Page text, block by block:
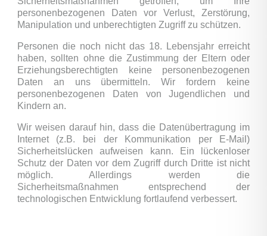
personenbezogenen Daten vor Verlust, Zerstörung,
Manipulation und unberechtigten Zugriff zu schützen.
Personen die noch nicht das 18. Lebensjahr erreicht
haben, sollten ohne die Zustimmung der Eltern oder
Erziehungsberechtigten keine personenbezogenen
Daten an uns übermitteln. Wir fordern keine
personenbezogenen Daten von Jugendlichen und
Kindern an.
Wir weisen darauf hin, dass die Datenübertragung im
Internet (z.B. bei der Kommunikation per E-Mail)
Sicherheitslücken aufweisen kann. Ein lückenloser
Schutz der Daten vor dem Zugriff durch Dritte ist nicht
möglich. Allerdings werden die
Sicherheitsmaßnahmen entsprechend der
technologischen Entwicklung fortlaufend verbessert.